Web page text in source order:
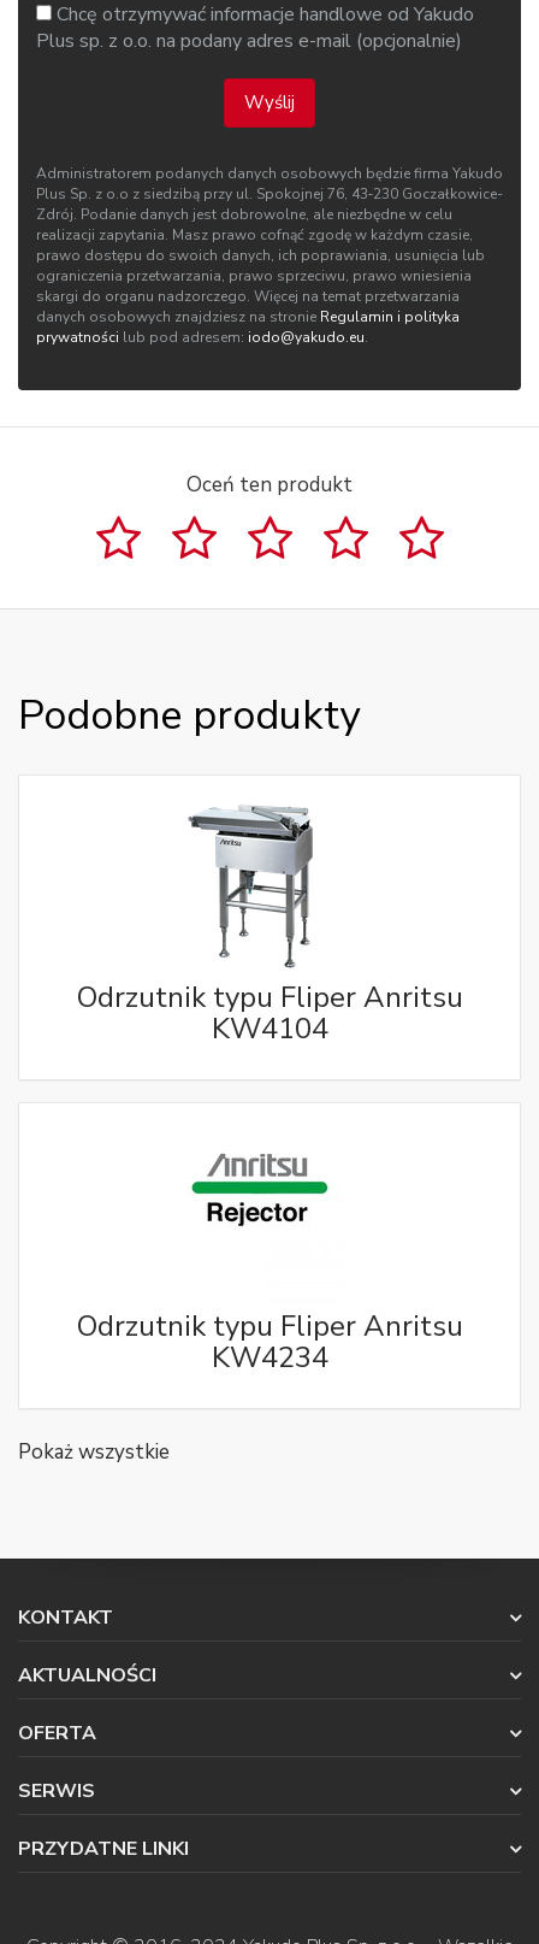
Chcę otrzymywać informacje handlowe od Yakudo
Plus sp. z o.o. na podany adres e-mail (opcjonalnie)
Wyślij
Administratorem podanych danych osobowych będzie firma Yakudo
Plus Sp. z o.o z siedzibą przy ul. Spokojnej 76, 43‑230 Goczałkowice-
Zdrój. Podanie danych jest dobrowolne, ale niezbędne w celu
realizacji zapytania. Masz prawo cofnąć zgodę w każdym czasie,
prawo dostępu do swoich danych, ich poprawiania, usunięcia lub
ograniczenia przetwarzania, prawo sprzeciwu, prawo wniesienia
skargi do organu nadzorczego. Więcej na temat przetwarzania
danych osobowych znajdziesz na stronie Regulamin i polityka
prywatności lub pod adresem: iodo@yakudo.eu.
Oceń ten produkt
Podobne produkty
Odrzutnik typu Fliper Anritsu
KW4104
Odrzutnik typu Fliper Anritsu
KW4234
Pokaż wszystkie
KONTAKT
AKTUALNOŚCI
OFERTA
SERWIS
PRZYDATNE LINKI